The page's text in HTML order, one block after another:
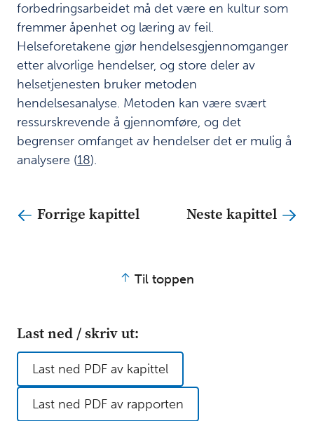
forbedringsarbeidet må det være en kultur som
fremmer åpenhet og læring av feil.
Helseforetakene gjør hendelsesgjennomganger
etter alvorlige hendelser, og store deler av
helsetjenesten bruker metoden
hendelsesanalyse. Metoden kan være svært
ressurskrevende å gjennomføre, og det
begrenser omfanget av hendelser det er mulig å
analysere (18).
Forrige kapittel Neste kapittel
Til toppen
Last ned / skriv ut:
Last ned PDF av kapittel
Last ned PDF av rapporten